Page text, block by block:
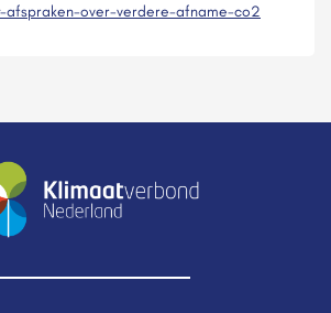
afspraken-over-verdere-afname-co2